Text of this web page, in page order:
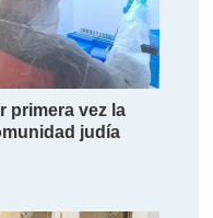
primera vez la
judía